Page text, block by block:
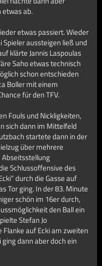
ab.
etwas passiert. Wieder
aussteigen ließ und
klärte Jannis Laspoulas
Saho etwas technisch
schon entschieden
Boller mit einem
für den TFV.
Fouls und Nickligkeiten,
sich dann im Mittelfeld
startete dann in der
über mehrere
Schlussoffensive des
durch die Gasse auf
Tor ging. In der 83. Minute
schön im 16er durch,
den Ball ein
Stefan Jo
auf Ecki am zweiten
dann aber doch ein